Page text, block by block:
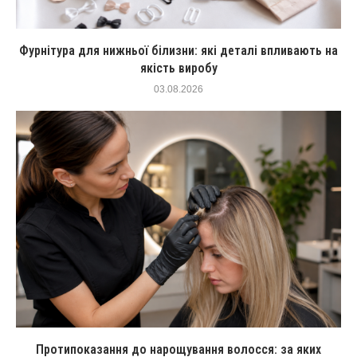
Фурнітура для нижньої білизни: які деталі впливають на
якість виробу
03.08.2026
Протипоказання до нарощування волосся: за яких